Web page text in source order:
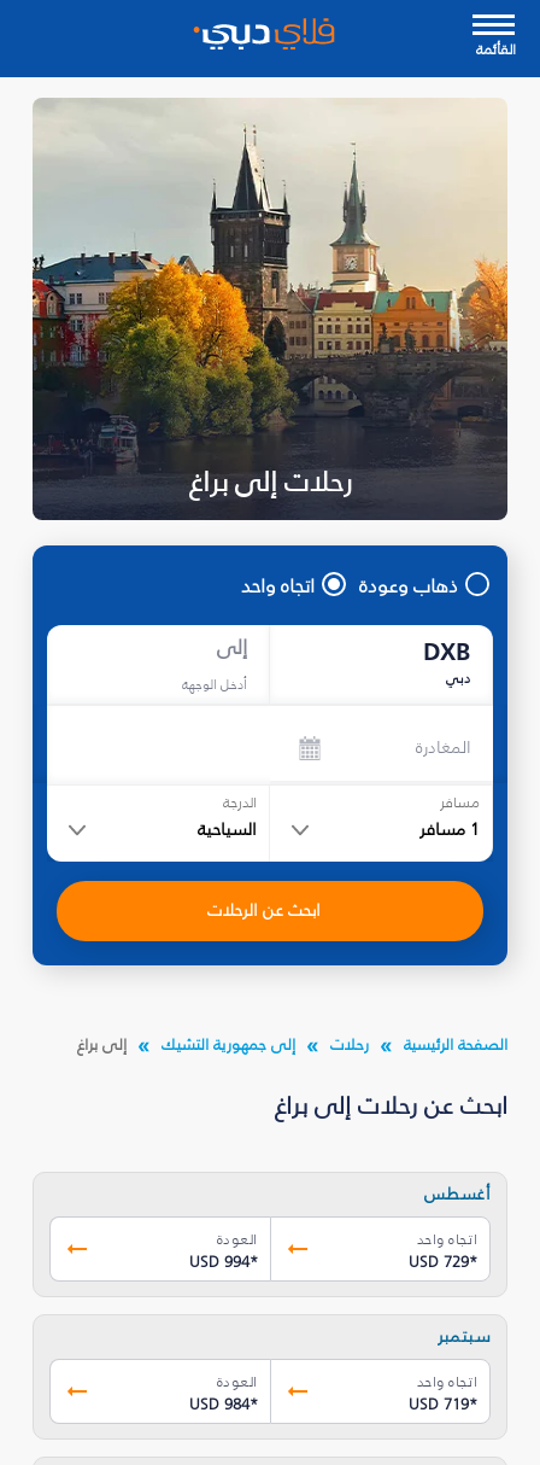
القأئمة
رحلات إلى براغ
ذهاب وعودة اتجاه واحد
DXB
دبي
إلى
أدخل الوجهة
المغادرة
مسافر
1 مسافر
الدرجة
السياحية
ابحث عن الرحلات
الصفحة الرئيسية رحلات إلى جمهورية التشيك إلى براغ
ابحث عن رحلات إلى براغ
أغسطس
اتجاه واحد
USD 729*
العودة
USD 994*
سبتمبر
اتجاه واحد
USD 719*
العودة
USD 984*